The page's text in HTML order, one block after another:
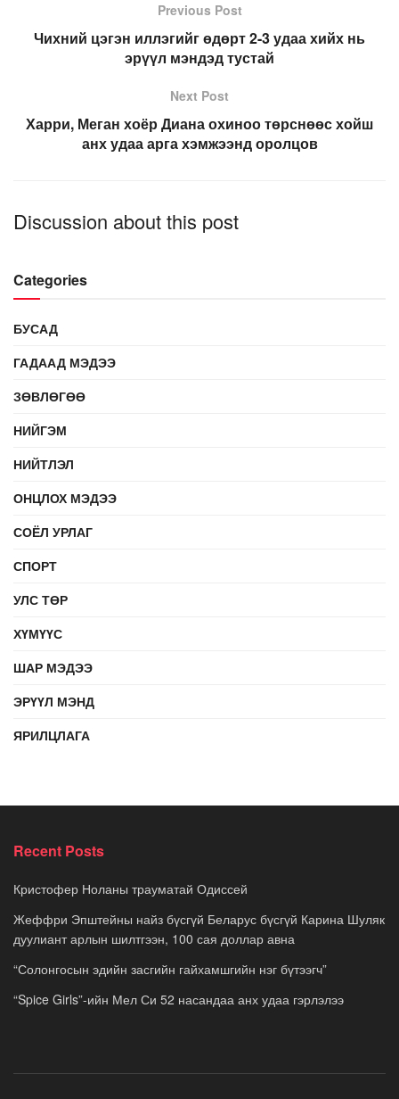
Previous Post
Чихний цэгэн иллэгийг өдөрт 2-3 удаа хийх нь
эрүүл мэндэд тустай
Next Post
Харри, Меган хоёр Диана охиноо төрснөөс хойш
анх удаа арга хэмжээнд оролцов
Discussion about this post
Categories
БУСАД
ГАДААД МЭДЭЭ
ЗӨВЛӨГӨӨ
НИЙГЭМ
НИЙТЛЭЛ
ОНЦЛОХ МЭДЭЭ
СОЁЛ УРЛАГ
СПОРТ
УЛС ТӨР
ХҮМҮҮС
ШАР МЭДЭЭ
ЭРҮҮЛ МЭНД
ЯРИЛЦЛАГА
Recent Posts
Кристофер Ноланы трауматай Одиссей
Жеффри Эпштейны найз бүсгүй Беларус бүсгүй Карина Шуляк
дуулиант арлын шилтгээн, 100 сая доллар авна
“Солонгосын эдийн засгийн гайхамшгийн нэг бүтээгч”
“Spice Girls”-ийн Мел Си 52 насандаа анх удаа гэрлэлээ